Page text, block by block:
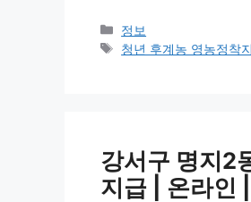
카
테
정보
태
청년 후계농 영농정착
강서구 명지2
지급 | 온라인